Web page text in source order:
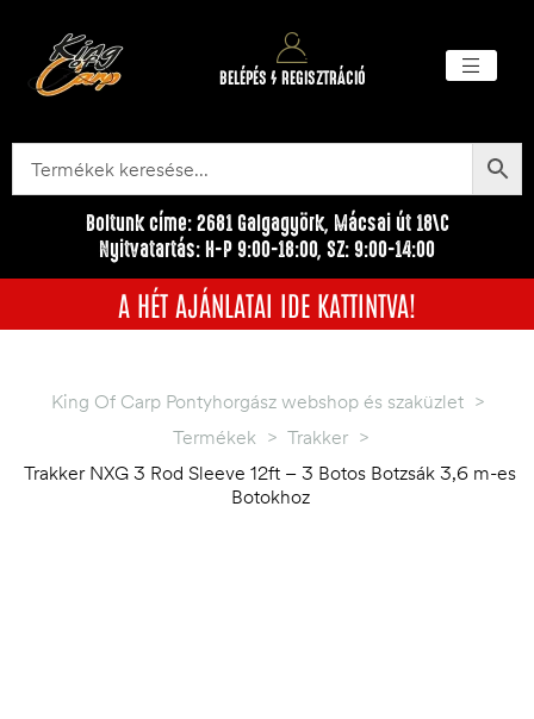
BELÉPÉS / REGISZTRÁCIÓ
Boltunk címe: 2681 Galgagyörk, Mácsai út 18\C
Nyitvatartás: H-P 9:00-18:00, SZ: 9:00-14:00
A HÉT AJÁNLATAI IDE KATTINTVA!
King Of Carp Pontyhorgász webshop és szaküzlet >
Termékek > Trakker >
Trakker NXG 3 Rod Sleeve 12ft – 3 Botos Botzsák 3,6 m-es
Botokhoz